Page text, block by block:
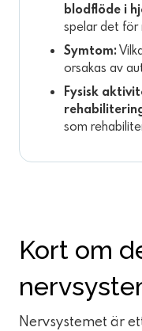
blodflöde i
spelar det för
Symtom:
orsakas av
Fysisk
som
Kort om
Nervsystemet är